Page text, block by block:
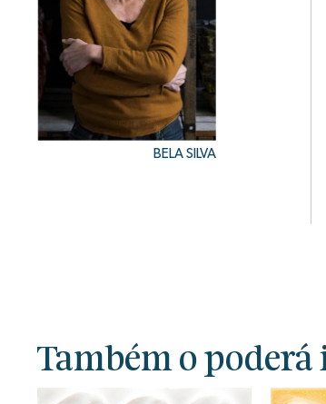
BELA SILVA
Também o poderá